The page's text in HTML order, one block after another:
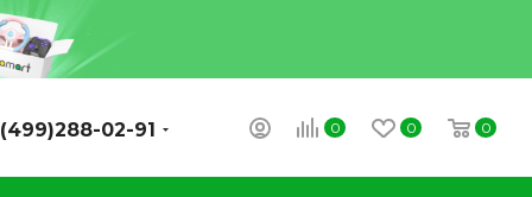
0 0 0
02-91